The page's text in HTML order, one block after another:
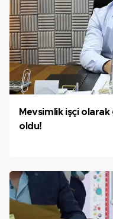
Mevsimlik işçi
oldu!